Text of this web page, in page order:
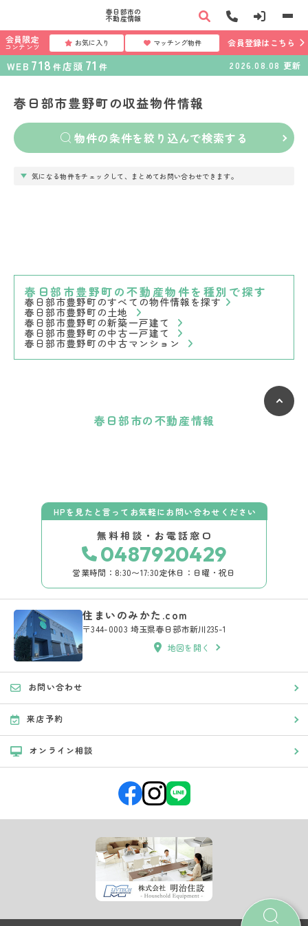
春日部市の
不動産情報
会員限定
コンテンツ お気に入り マッチング物件 会員登録はこちら
WEB 718 件店頭 71 件 2026.08.08 更新
春日部市豊野町の収益物件情報
物件の条件を絞り込んで検索する
気になる物件をチェックして、まとめてお問い合わせできます。
春日部市豊野町の不動産物件を種別で探す
春日部市豊野町のすべての物件情報を探す
春日部市豊野町の土地
春日部市豊野町の新築一戸建て
春日部市豊野町の中古一戸建て
春日部市豊野町の中古マンション
春日部市の不動産情報
HPを見たと言ってお気軽にお問い合わせください
無料相談・お電話窓口
0487920429
営業時間：8:30〜17:30定休日：日曜・祝日
住まいのみかた.com
〒344-0003 埼玉県春日部市新川235-1
地図を開く
お問い合わせ
来店予約
オンライン相談